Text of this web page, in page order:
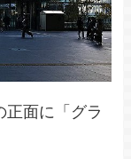
正面に「グラ